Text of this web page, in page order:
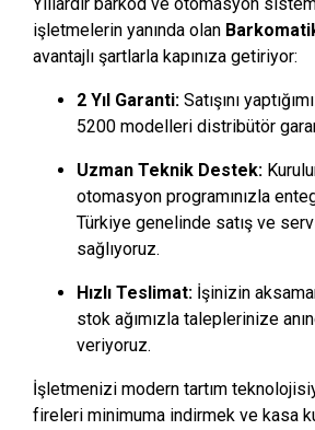
işletmelerin yanında olan
avantajlı şartlarla kapınıza getiriyor:
2 Yıl Garanti: Satışını
5200 modelleri distribütör
Uzman Teknik Destek:
otomasyon programınızla
Türkiye genelinde satış ve
sağlıyoruz.
Hızlı Teslimat: İşinizin
stok ağımızla taleplerinize
veriyoruz.
İşletmenizi modern tartım
fireleri minimuma indirmek ve kasa